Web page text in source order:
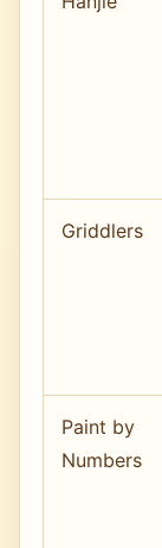
Griddlers
Paint by
Numbers